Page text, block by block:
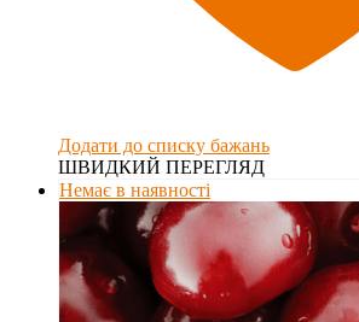
Додати до списку бажань
ШВИДКИЙ ПЕРЕГЛЯД
Немає в наявності